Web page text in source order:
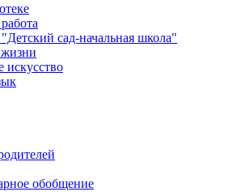
сад-начальная школа"
искусство
обобщение